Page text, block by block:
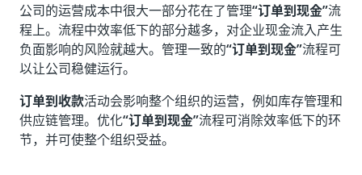
公司的运营成本中很大一部分花在了管理“订单到现金”流
程上。流程中效率低下的部分越多，对企业现金流入产生
负面影响的风险就越大。管理一致的“订单到现金”流程可
以让公司稳健运行。
订单到收款活动会影响整个组织的运营，例如库存管理和
供应链管理。优化“订单到现金”流程可消除效率低下的环
节，并可使整个组织受益。